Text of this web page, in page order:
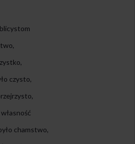
czysto,
chamstwo,